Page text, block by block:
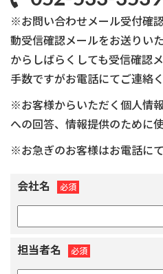
※お問い合わせメール受付確
動受信確認メールをお送りい
からしばらくしても受信確認
手数ですがお電話にてご連絡く
※お客様からいただく個人情
への回答、情報提供のために
※お急ぎのお客様はお電話に
会社名 必須
担当者名 必須